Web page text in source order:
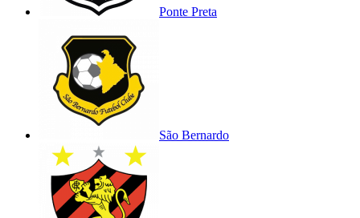
Ponte Preta
São Bernardo